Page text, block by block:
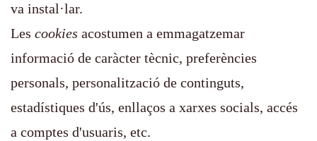
va instal·lar.
Les cookies acostumen a emmagatzemar
informació de caràcter tècnic, preferències
personals, personalització de continguts,
estadístiques d'ús, enllaços a xarxes socials, accés
a comptes d'usuaris, etc.